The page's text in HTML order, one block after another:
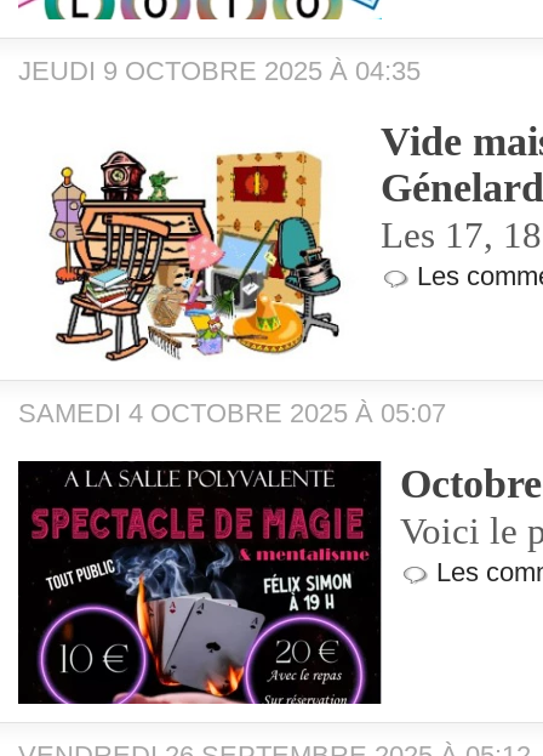
JEUDI 9 OCTOBRE 2025 À 04:35
Vide
Génelard
Les 17,
Les
SAMEDI 4 OCTOBRE 2025 À 05:07
Voici le
Les